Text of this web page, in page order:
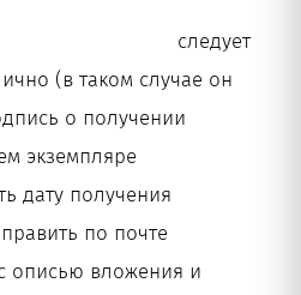
следует
(в таком случае он
о получении
экземпляре
дату получения
по почте
описью вложения и